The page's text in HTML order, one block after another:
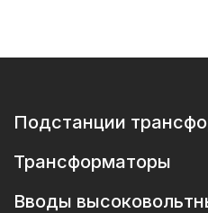
Подстанции
МТП мачтовые подстанции
КТП киосковые подстанции
Трансформаторы
Масляные силовые
Вводы